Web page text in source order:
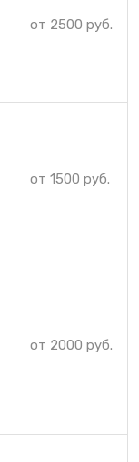
от 2500 руб.
от 1500 руб.
от 2000 руб.